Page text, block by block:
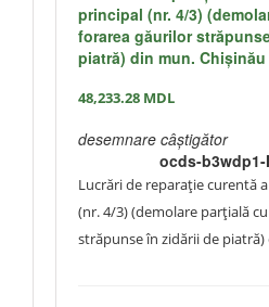
principal (nr. 4/3)
forarea găurilor
piatră) din mun. Chișinău
48,233.28 MDL
desemnare câștigător
ocds-b3wdp1-
Lucrări de reparație curentă
(nr. 4/3) (demolare parțială
străpunse în zidării de